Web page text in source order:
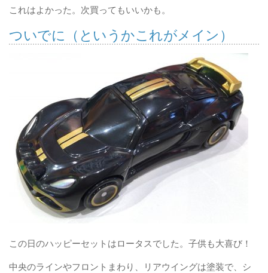
これはよかった。次買ってもいいかも。
ついでに（というかこれがメイン）
この日のハッピーセットはロータスでした。子供も大喜び！
中央のラインやフロントまわり、リアウイングは塗装で、シ